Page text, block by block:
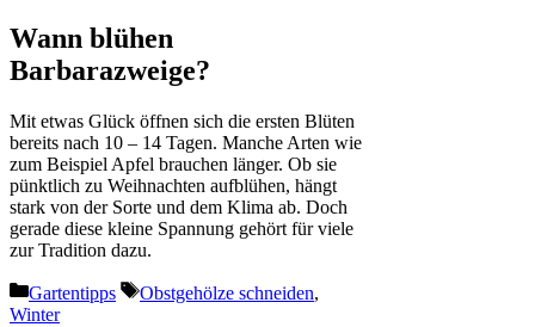
Wann blühen
Barbarazweige?
Mit etwas Glück öffnen sich die ersten Blüten
bereits nach 10 – 14 Tagen. Manche Arten wie
zum Beispiel Apfel brauchen länger. Ob sie
pünktlich zu Weihnachten aufblühen, hängt
stark von der Sorte und dem Klima ab. Doch
gerade diese kleine Spannung gehört für viele
zur Tradition dazu.
Kategorien
Gartentipps Schlagwörter
Obstgehölze schneiden,
Winter